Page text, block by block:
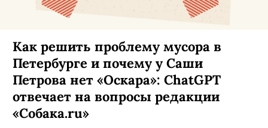
Как решить проблему мусора в
Петербурге и почему у Саши
Петрова нет «Оскара»: ChatGPT
отвечает на вопросы редакции
«Собака.ru»